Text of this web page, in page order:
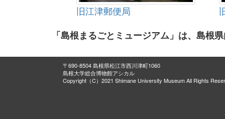
旧江津郵便局
「島根まるごとミュージアム」は、島根
〒690-8504 島根県松江市西川津町1060
島根大学総合博物館アシカル
Copyright（C）2021 Shimane University Museum All Rights